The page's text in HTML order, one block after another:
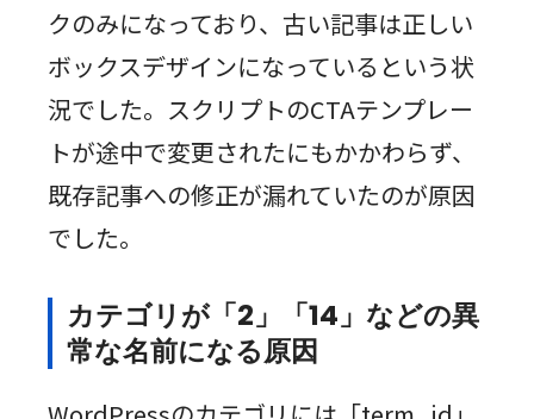
クのみになっており、古い記事は正しい
ボックスデザインになっているという状
況でした。スクリプトのCTAテンプレー
トが途中で変更されたにもかかわらず、
既存記事への修正が漏れていたのが原因
でした。
カテゴリが「2」「14」などの異
常な名前になる原因